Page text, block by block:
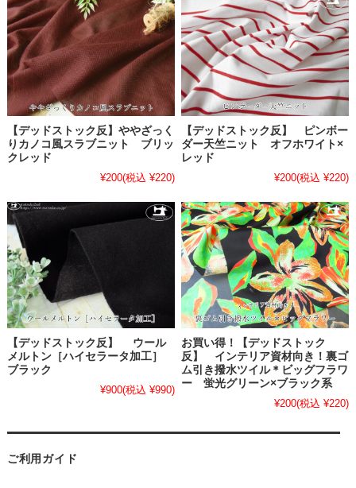
【デッドストック反】ややざっく
りカノコ風スラブニット ブリッ
クレッド
¥200(税込 ¥220)
【デッドストック反】 ピンボー
ダー天竺ニット オフホワイト×
レッド
¥200(税込 ¥220)
【デッドストック反】 ウール
メルトン［ハイセラータ加工］
ブラック
¥900(税込 ¥990)
お買い得！【デッドストック
反】 インテリア資材向き！裏ゴ
ム引き撥水ツイル＊ビッグフラワ
ー 蛍光グリーン×ブラック系
¥200(税込 ¥220)
ご利用ガイド